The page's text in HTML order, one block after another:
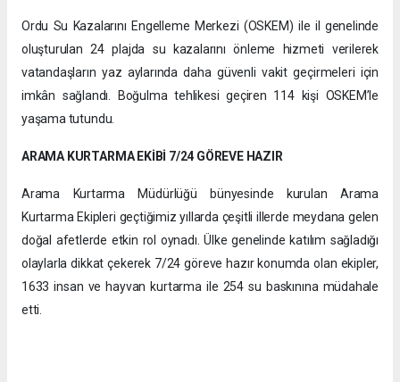
Ordu Su Kazalarını Engelleme Merkezi (OSKEM) ile il genelinde
oluşturulan 24 plajda su kazalarını önleme hizmeti verilerek
vatandaşların yaz aylarında daha güvenli vakit geçirmeleri için
imkân sağlandı. Boğulma tehlikesi geçiren 114 kişi OSKEM’le
yaşama tutundu.
ARAMA KURTARMA EKİBİ 7/24 GÖREVE HAZIR
Arama Kurtarma Müdürlüğü bünyesinde kurulan Arama
Kurtarma Ekipleri geçtiğimiz yıllarda çeşitli illerde meydana gelen
doğal afetlerde etkin rol oynadı. Ülke genelinde katılım sağladığı
olaylarla dikkat çekerek 7/24 göreve hazır konumda olan ekipler,
1633 insan ve hayvan kurtarma ile 254 su baskınına müdahale
etti.